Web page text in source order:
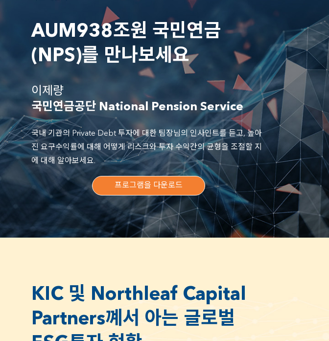
Crestline Investors Inc
DGB Life Insurance
EQT Partners
Goldman Sachs
Government Employees Pension Service (GEPS)
Hanwha Life Insurance
Hyundai Marine & Fire Insurance
IFM Investors
I Squared Capital
KB Life Insurance
KDB Life Insurance
Korea Investment Corporation (KIC)
Lotte Non-Life Insurance
Mirae Asset Global Investments
AUM938조원 국민연금
(NPS)를 만나보세요
이제량
국민연금공단 National Pension Service
국내 기관의 Private Debt 투자에 대한 팀장님의 인사인트를 듣고, 높아
진 요구수익률에 대해 어떻게 리스크와 투자 수익간의 균형을 조절할 지
에 대해 알아보세요.
프로그램을 다운로드
KIC 및 Northleaf Capital
Partners꼐서 아는 글로벌